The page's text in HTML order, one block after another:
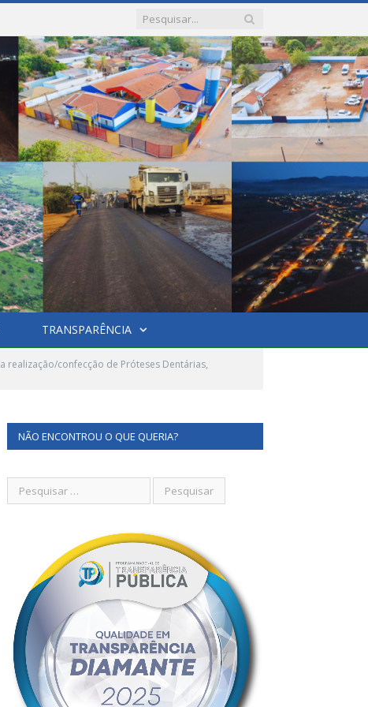
TRANSPARÊNCIA
realização/confecção de Próteses Dentárias,
NÃO ENCONTROU O QUE QUERIA?